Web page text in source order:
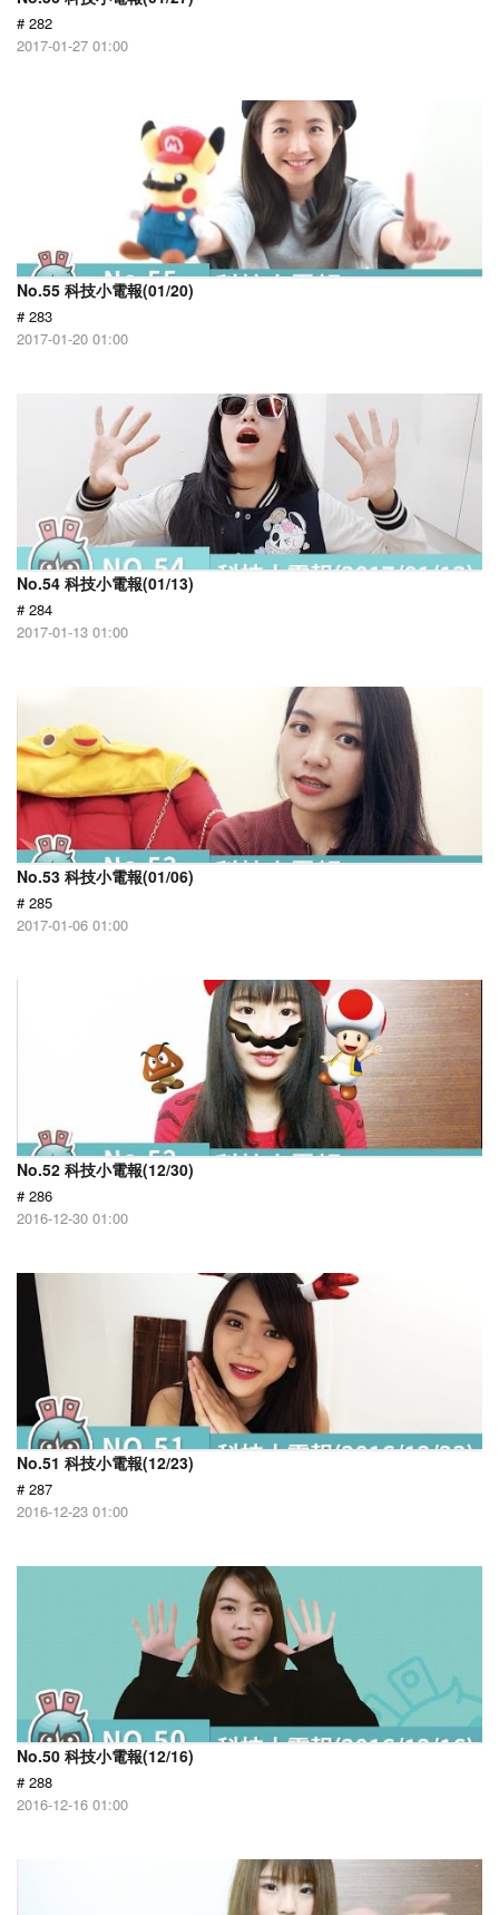
# 282
2017-01-27 01:00
No.55 科技小電報(01/20)
# 283
2017-01-20 01:00
No.54 科技小電報(01/13)
# 284
2017-01-13 01:00
No.53 科技小電報(01/06)
# 285
2017-01-06 01:00
No.52 科技小電報(12/30)
# 286
2016-12-30 01:00
No.51 科技小電報(12/23)
# 287
2016-12-23 01:00
No.50 科技小電報(12/16)
# 288
2016-12-16 01:00